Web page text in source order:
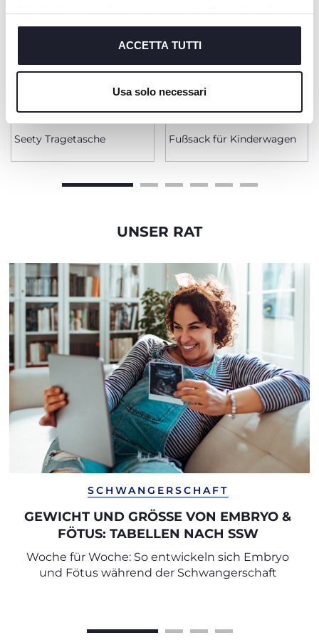
cookie tecnici, indispensabili per fruire del servizio
ACCETTA TUTTI
Usa solo necessari
Seety Tragetasche Fußsack für Kinderwagen
UNSER RAT
SCHWANGERSCHAFT
GEWICHT UND GRÖSSE VON EMBRYO &
FÖTUS: TABELLEN NACH SSW
Woche für Woche: So entwickeln sich Embryo
und Fötus während der Schwangerschaft